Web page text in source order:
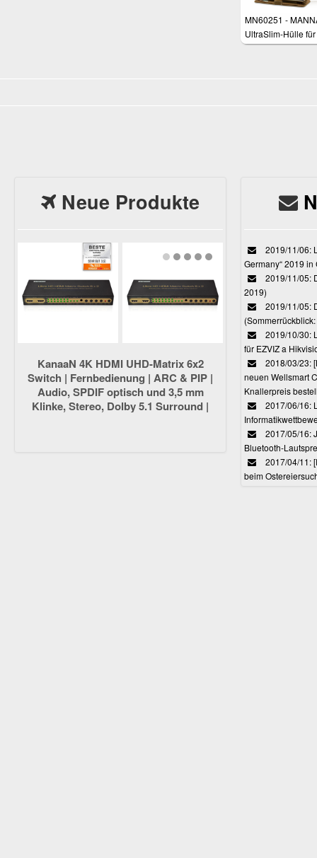
MN60251 -
UltraSlim-Hülle für
Samsung Galaxy
Neue Produkte
KanaaN 4K HDMI UHD-Matrix 6x2
Switch | Fernbedienung | ARC & PIP |
Audio, SPDIF optisch und 3,5 mm
Klinke, Stereo, Dolby 5.1 Surround |
2019/11/06:
Germany“ 2019
2019/11/05:
2019)
2019/11/05:
2019/10/30:
für EZVIZ a
2018/03/23:
neuen Wellsmart
Knallerpreis
2017/06/16:
2017/05/16:
Bluetooth-
2017/04/11:
beim